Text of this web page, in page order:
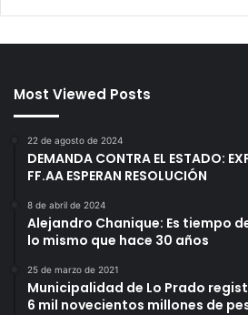
Most Viewed Posts
22 de agosto de 2024
DEMANDA CONTRA EL ESTADO:
FF.AA ESPERAN RESOLUCIÓN
8 de abril de 2024
Alejandro Chanique: Es tiempo
lo mismo que hace 30 años
25 de marzo de 2021
Municipalidad de Lo Prado
6 mil novecientos millones de